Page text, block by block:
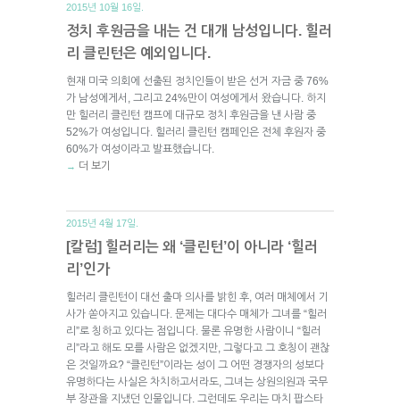
2015년 10월 16일.
정치 후원금을 내는 건 대개 남성입니다. 힐러
리 클린턴은 예외입니다.
현재 미국 의회에 선출된 정치인들이 받은 선거 자금 중 76%
가 남성에게서, 그리고 24%만이 여성에게서 왔습니다. 하지
만 힐러리 클린턴 캠프에 대규모 정치 후원금을 낸 사람 중
52%가 여성입니다. 힐러리 클린턴 캠페인은 전체 후원자 중
60%가 여성이라고 발표했습니다.
→ 더 보기
2015년 4월 17일.
[칼럼] 힐러리는 왜 ‘클린턴’이 아니라 ‘힐러
리’인가
힐러리 클린턴이 대선 출마 의사를 밝힌 후, 여러 매체에서 기
사가 쏟아지고 있습니다. 문제는 대다수 매체가 그녀를 “힐러
리”로 칭하고 있다는 점입니다. 물론 유명한 사람이니 “힐러
리”라고 해도 모를 사람은 없겠지만, 그렇다고 그 호칭이 괜찮
은 것일까요? “클린턴”이라는 성이 그 어떤 경쟁자의 성보다
유명하다는 사실은 차치하고서라도, 그녀는 상원의원과 국무
부 장관을 지냈던 인물입니다. 그런데도 우리는 마치 팝스타